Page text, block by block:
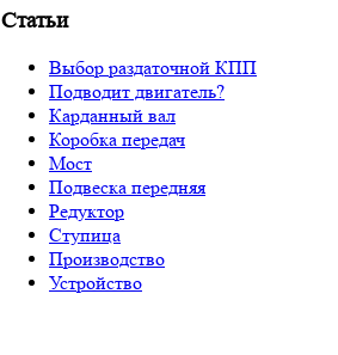
Статьи
Выбор раздаточной КПП
Подводит двигатель?
Карданный вал
Коробка передач
Мост
Подвеска передняя
Редуктор
Ступица
Производство
Устройство